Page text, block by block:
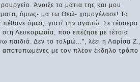
Άνοιξε τα μάτια της και μου
όμως- μα τω Θεώ- χαμογέλασε! Τα
πέθανε όμως, γιατί την αγαπώ. Σε τέσσερα
στη Λευκορωσία, που επέζησε με τέτοια
παιδιά. Δεν το τολμώ...", λέει η Λαρίσα
με τον πλέον έκδηλο τρόπο